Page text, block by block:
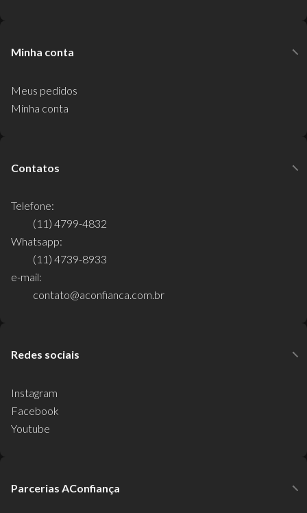
Minha conta
Meus pedidos
Minha conta
Contatos
Telefone:
(11) 4799-4832
Whatsapp:
(11) 4739-8933
e-mail:
contato@aconfianca.com.br
Redes sociais
Instagram
Facebook
Youtube
Parcerias AConfiança